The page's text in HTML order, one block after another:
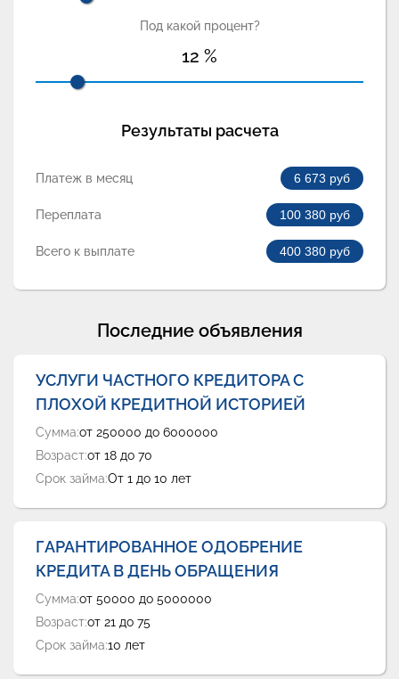
Под какой процент?
12 %
Результаты расчета
Платеж в месяц 6 673 руб
Переплата 100 380 руб
Всего к выплате 400 380 руб
Последние объявления
УСЛУГИ ЧАСТНОГО КРЕДИТОРА С
ПЛОХОЙ КРЕДИТНОЙ ИСТОРИЕЙ
Сумма:от 250000 до 6000000
Возраст:от 18 до 70
Срок займа:От 1 до 10 лет
ГАРАНТИРОВАННОЕ ОДОБРЕНИЕ
КРЕДИТА В ДЕНЬ ОБРАЩЕНИЯ
Сумма:от 50000 до 5000000
Возраст:от 21 до 75
Срок займа:10 лет